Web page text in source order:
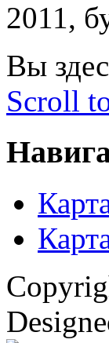
2011,
Вы
Scroll